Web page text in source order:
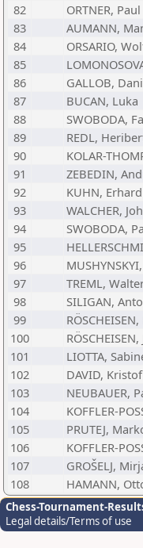
82
ORTNER, Paul
83
AUMANN,
84
ORSARIO,
85
86
GALLOB,
87
BUCAN, Luka
88
SWOBODA,
89
REDL,
90
KOLAR-
91
ZEBEDIN,
92
KUHN, Erhard
93
WALCHER,
94
SWOBODA,
95
96
97
TREML,
98
SILIGAN,
99
100
101
LIOTTA,
102
DAVID, Kristof
103
NEUBAUER,
104
KOFFLER-
105
PRUTEJ,
106
KOFFLER-
107
GROŠELJ,
108
HAMANN,
Chess-Tournament-
Legal details/Terms of use